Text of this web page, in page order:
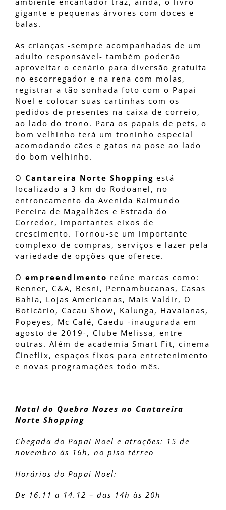
gigante e pequenas árvores com doces e
balas.
As crianças -sempre acompanhadas de um
adulto responsável- também poderão
aproveitar o cenário para diversão gratuita
no escorregador e na rena com molas,
registrar a tão sonhada foto com o Papai
Noel e colocar suas cartinhas com os
pedidos de presentes na caixa de correio,
ao lado do trono. Para os papais de pets, o
bom velhinho terá um troninho especial
acomodando cães e gatos na pose ao lado
do bom velhinho.
O Cantareira Norte Shopping está
localizado a 3 km do Rodoanel, no
entroncamento da Avenida Raimundo
Pereira de Magalhães e Estrada do
Corredor, importantes eixos de
crescimento. Tornou-se um importante
complexo de compras, serviços e lazer pela
variedade de opções que oferece.
O empreendimento reúne marcas como:
Renner, C&A, Besni, Pernambucanas, Casas
Bahia, Lojas Americanas, Mais Valdir, O
Boticário, Cacau Show, Kalunga, Havaianas,
Popeyes, Mc Café, Caedu -inaugurada em
agosto de 2019-, Clube Melissa, entre
outras. Além de academia Smart Fit, cinema
Cineflix, espaços fixos para entretenimento
e novas programações todo mês.
Natal do Quebra Nozes no Cantareira
Norte Shopping
Chegada do Papai Noel e atrações: 15 de
novembro às 16h, no piso térreo
Horários do Papai Noel:
De 16.11 a 14.12 – das 14h às 20h